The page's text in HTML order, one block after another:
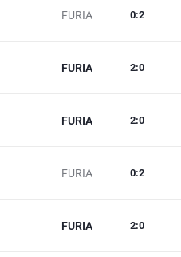
FURIA 0:2
FURIA 2:0
FURIA 2:0
FURIA 0:2
FURIA 2:0